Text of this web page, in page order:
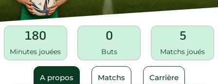
180
Minutes jouées
0
Buts
5
Matchs joués
A propos Matchs Carrière